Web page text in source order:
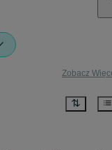
Zobacz